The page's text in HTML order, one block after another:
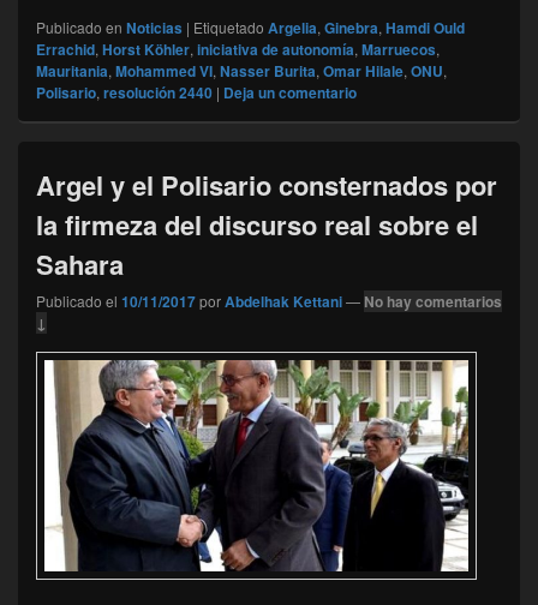
Publicado en Noticias | Etiquetado Argelia,Ginebra,Hamdi Ould
Errachid,Horst Köhler,iniciativa de autonomía,Marruecos,
Mauritania,Mohammed VI,Nasser Burita,Omar Hilale,ONU,
Polisario,resolución 2440 | Deja un comentario
Argel y el Polisario consternados por
la firmeza del discurso real sobre el
Sahara
Publicado el 10/11/2017porAbdelhak Kettani— No hay comentarios
↓